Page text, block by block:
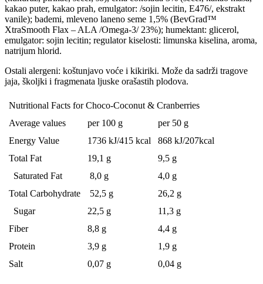
kakao puter, kakao prah, emulgator: /sojin lecitin, E476/, ekstrakt
vanile); bademi, mleveno laneno seme 1,5% (BevGrad™
XtraSmooth Flax – ALA /Omega-3/ 23%); humektant: glicerol,
emulgator: sojin lecitin; regulator kiselosti: limunska kiselina, aroma,
natrijum hlorid.
Ostali alergeni: koštunjavo voće i kikiriki. Može da sadrži tragove
jaja, školjki i fragmenata ljuske orašastih plodova.
Nutritional Facts for Choco-Coconut & Cranberries
Average values
per 100 g
per 50 g
Energy Value
1736 kJ/415 kcal
868 kJ/207kcal
Total Fat
19,1 g
9,5 g
Saturated Fat
8,0 g
4,0 g
Total Carbohydrate
52,5 g
26,2 g
Sugar
22,5 g
11,3 g
Fiber
8,8 g
4,4 g
Protein
3,9 g
1,9 g
Salt
0,07 g 0,04 g